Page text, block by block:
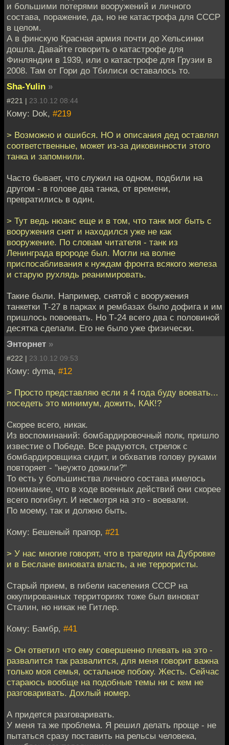
и большими потерями вооружений и личного
состава, поражение, да, но не катастрофа для СССР
в целом.
А в финскую Красная армия почти до Хельсинки
дошла. Давайте говорить о катастрофе для
Финляндии в 1939, или о катастрофе для Грузии в
2008. Там от Гори до Тбилиси оставалось то.
Sha-Yulin »
#221 | 23.10.12 08:44
Кому: Dok, #219
> Возможно и ошибся. НО и описания дед оставлял
соответственные, может из-за диковинности этого
танка и запомнили.
Часто бывает, что служил на одном, подбили на
другом - в голове два танка, от времени,
превратились в один.
> Тут ведь нюанс еще и в том, что танк мог быть с
вооружения снят и находился уже не как
вооружение. По словам читателя - танк из
Ленинграда вророде был. Могли на волне
приспосабливания к нуждам фронта всякого железа
и старую рухлядь реанимировать.
Такие были. Например, снятой с вооружения
танкетки Т-27 в парках и рембазах было дофига и им
пришлось повоевать. Но Т-24 всего два с половиной
десятка сделали. Его не было уже физически.
Энторнет »
#222 | 23.10.12 09:53
Кому: dyma, #12
> Просто представляю если я 4 года буду воевать...
поседеть это минимум, дожить, КАК!?
Скорее всего, никак.
Из воспоминаний: бомбардировочный полк, пришло
известие о Победе. Все радуются, стрелок с
бомбардировщика сидит, и обхватив голову руками
повторяет - "неужто дожили?"
То есть у большинства личного состава имелось
понимание, что в ходе военных действий они скорее
всего погибнут. И несмотря на это - воевали.
По моему, так и должно быть.
Кому: Бешеный прапор, #21
> У нас многие говорят, что в трагедии на Дубровке
и в Беслане виновата власть, а не террористы.
Старый прием, в гибели населения СССР на
оккупированных территориях тоже был виноват
Сталин, но никак не Гитлер.
Кому: Бамбр, #41
> Он ответил что ему совершенно плевать на это -
развалится так развалится, для меня говорит важна
только моя семья, остальное побоку. Жесть. Сейчас
стараюсь вообще на подобные темы ни с кем не
разговаривать. Дохлый номер.
А придется разговаривать.
У меня та же проблема. Я решил делать проще - не
пытаться сразу поставить на рельсы человека,